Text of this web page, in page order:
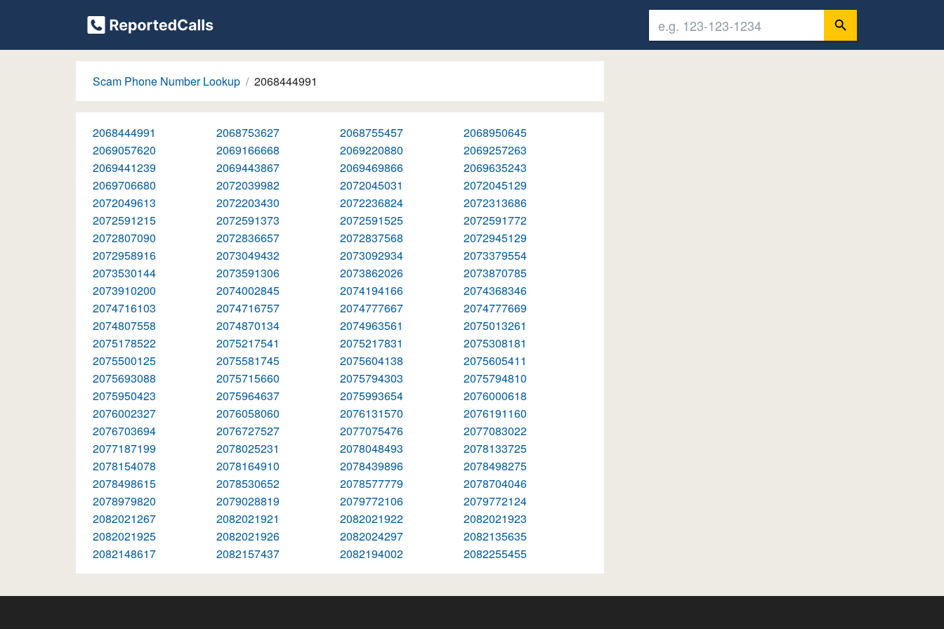
Scam Phone Number Lookup 2068444991
2068444991 2068753627 2068755457
2068950645
2069057620
2069166668 2069220880
2069257263
2069441239
2069443867 2069469866
2069635243
2069706680
2072039982 2072045031
2072045129
2072049613
2072203430 2072236824
2072313686
2072591215
2072591373 2072591525
2072591772
2072807090
2072836657 2072837568
2072945129
2072958916
2073049432 2073092934
2073379554
2073530144
2073591306 2073862026
2073870785
2073910200
2074002845 2074194166
2074368346
2074716103
2074716757 2074777667
2074777669
2074807558
2074870134 2074963561
2075013261
2075178522
2075217541 2075217831
2075308181
2075500125
2075581745 2075604138
2075605411
2075693088
2075715660 2075794303
2075794810
2075950423
2075964637 2075993654
2076000618
2076002327
2076058060 2076131570
2076191160
2076703694
2076727527 2077075476
2077083022
2077187199
2078025231 2078048493
2078133725
2078154078
2078164910 2078439896
2078498275
2078498615
2078530652 2078577779
2078704046
2078979820
2079028819 2079772106
2079772124
2082021267
2082021921 2082021922
2082021923
2082021925
2082021926 2082024297
2082135635
2082148617
2082157437 2082194002 2082255455